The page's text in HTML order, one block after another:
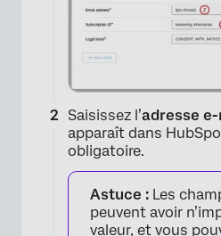
Saisissez l’adresse
apparaît dans
obligatoire.
Astuce : Les
peuvent avoir
valeur, et vous